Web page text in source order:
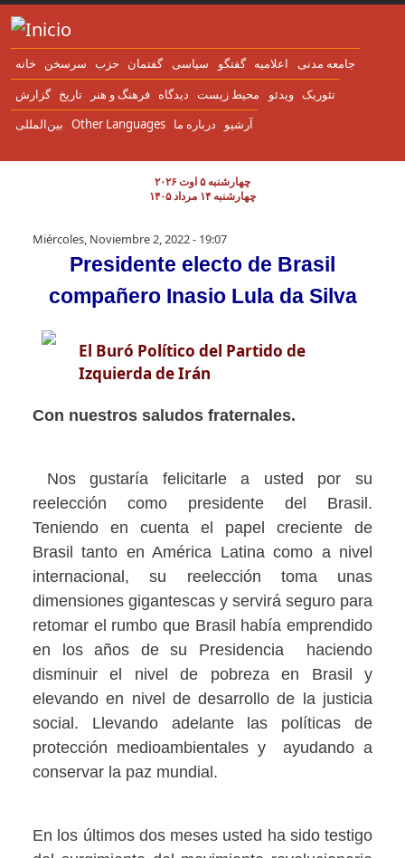
Pasar al contenido principal
خانه سرسخن حزب گفتمان سياسی گفتگو
جامعه مدنی
گزارش تاریخ فرهنگ و هنر دیدگاه محیط زیست ویدئو تئوریک
بین‌المللی Other Languages درباره ما آرشیو
چهارشنبه ۵ اوت ۲۰۲۶
چهارشنبه ۱۴ مرداد ۱۴۰۵
Presidente electo de Brasil
Miércoles, Noviembre 2, 2022 - 19:07
Presidente electo de Brasil
compañero Inasio Lula da Silva
El Buró Político del Partido de
Izquierda de Irán
Con nuestros saludos fraternales.
Nos gustaría felicitarle a usted por su
reelección como presidente del Brasil.
Teniendo en cuenta el papel creciente de
Brasil tanto en América Latina como a nivel
internacional, su reelección toma unas
dimensiones gigantescas y servirá seguro para
retomar el rumbo que Brasil había emprendido
en los años de su Presidencia haciendo
disminuir el nivel de pobreza en Brasil y
elevando en nivel de desarrollo de la justicia
social. Llevando adelante las políticas de
protección medioambientales y ayudando a
conservar la paz mundial.
En los últimos dos meses usted ha sido testigo